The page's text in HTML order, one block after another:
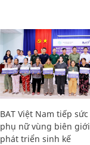
BAT Việt Nam tiếp sức
phụ nữ vùng biên giới
phát triển sinh kế